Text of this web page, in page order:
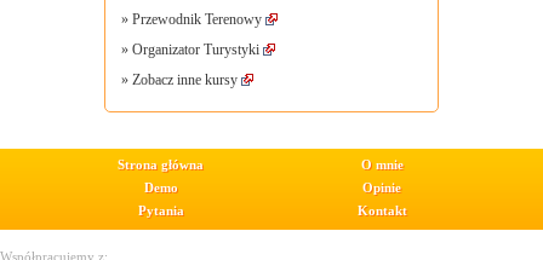
» Przewodnik Terenowy
» Organizator Turystyki
» Zobacz inne kursy
Strona główna
O mnie
Demo
Opinie
Pytania
Kontakt
Współpracujemy z: